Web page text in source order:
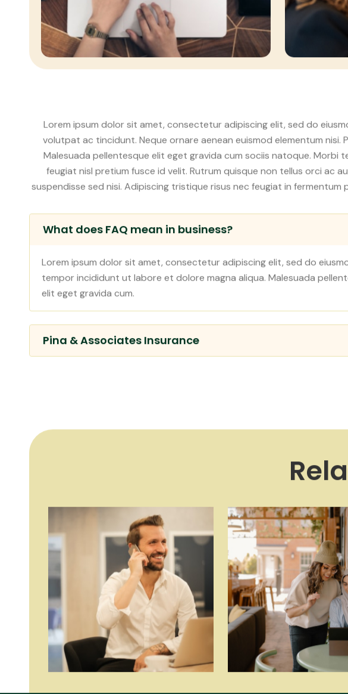
Lorem ipsum dolor sit amet, consectetur adipiscing elit, sed do
volutpat ac tincidunt. Neque ornare aenean euismod elementum
Malesuada pellentesque elit eget gravida cum sociis natoque. Morbi
feugiat nisl pretium fusce id velit. Rutrum quisque non tellus orci ac
suspendisse sed nisi. Adipiscing tristique risus nec feugiat in
What does FAQ mean in business?
Lorem ipsum dolor sit amet, consectetur adipiscing elit, sed do
tempor incididunt ut labore et dolore magna aliqua. Malesuada
elit eget gravida cum.
Pina & Associates Insurance